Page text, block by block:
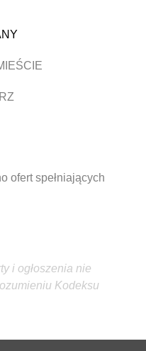
ofert spełniających
i ogłoszenia nie
Kodeksu